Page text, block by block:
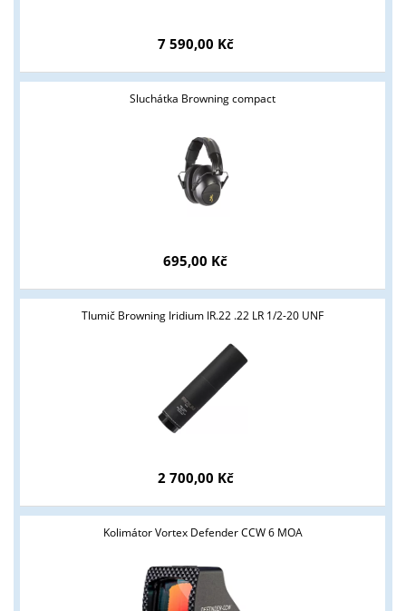
7 590,00 Kč
Sluchátka Browning compact
695,00 Kč
Tlumič Browning Iridium IR.22 .22 LR 1/2-20 UNF
2 700,00 Kč
Kolimátor Vortex Defender CCW 6 MOA